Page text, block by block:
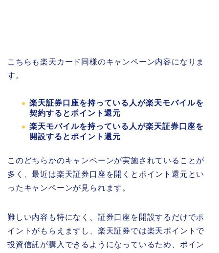
こちらも楽天カード同様のキャンペーン内容になりま
す。
楽天証券口座を持っている人が楽天モバイルを
契約するとポイント還元
楽天モバイルを持っている人が楽天証券口座を
開設するとポイント還元
このどちらかのキャンペーンが実施されていることが
多く、最近は楽天証券口座を開くとポイント還元とい
ったキャンペーンが見られます。
難しい内容も特になく、証券口座を開設するだけでポ
イントがもらえますし、楽天証券では楽天ポイントで
投資信託が購入できるようになっているため、ポイン